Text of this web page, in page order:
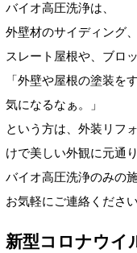
バイオ高圧洗浄は、
外壁材のサイディング
スレート屋根や、ブロ
「外壁や屋根の塗装を
気になるなぁ。」
という方は、外装リフ
けで美しい外観に元通
バイオ高圧洗浄のみの
お気軽にご連絡ください
新型コロナウイ